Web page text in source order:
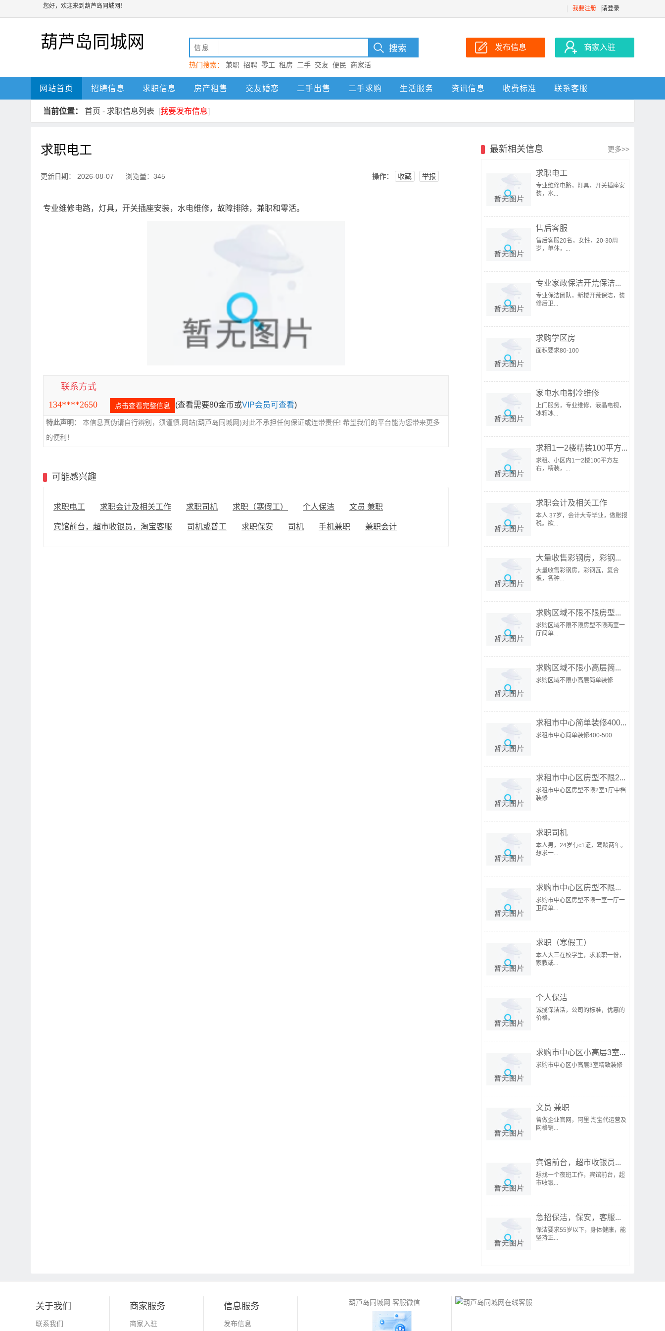
您好，欢迎来到葫芦岛同城网！ 我要注册 请登录
葫芦岛同城网 信息
热门搜索： 兼职 招聘 零工 租房 二手 交友 便民
商家活
动 葫芦岛
发布信息 商家入驻
网站首页 招聘信息 求职信息 房产租售 交友婚恋 二手出售 二手求购 生活服务 资讯信息 收费标准 联系客服
当前位置： 首页 - 求职信息列表 [我要发布信息]
求职电工
更新日期： 2026-08-07 浏览量：345 操作： 收藏 举报
专业维修电路，灯具，开关插座安装，水电维修，故障排除，兼职和零活。
联系方式
134****2650
点击查看完整信息 (查看需要80金币或VIP会员可查看)
特此声明：
本信息真伪请自行辨别，须谨慎.网站(葫芦岛同城网)对此不承担任何保证或连带责任! 希望我们的平台能为您带来更多
的便利！
可能感兴趣
求职电工 求职会计及相关工作 求职司机 求职（寒假工） 个人保洁 文员 兼职
宾馆前台，超市收银员，淘宝客服 司机或普工 求职保安 司机 手机兼职 兼职会计
最新相关信息 更多>>
求职电工
专业维修电路，灯具，开关插座安
装，水...
售后客服
售后客服20名，女性，20-30周
岁，单休，...
专业家政保洁开荒保洁...
专业保洁团队，新楼开荒保洁，装
修后卫...
求购学区房
面积要求80-100
家电水电制冷维修
上门服务，专业维修，液晶电视，
冰箱冰...
求租1一2楼精装100平方...
求租、小区内1一2楼100平方左
右，精装，...
求职会计及相关工作
本人 37岁，会计大专毕业，做账报
税。欲...
大量收售彩钢房，彩钢...
大量收售彩钢房，彩钢瓦，复合
板，各种...
求购区域不限不限房型...
求购区域不限不限房型不限两室一
厅简单...
求购区域不限小高层简...
求购区域不限小高层简单装修
求租市中心简单装修400...
求租市中心简单装修400-500
求租市中心区房型不限2...
求租市中心区房型不限2室1厅中档
装修
求职司机
本人男，24岁有c1证，驾龄两年。
想求一...
求购市中心区房型不限...
求购市中心区房型不限一室一厅一
卫简单...
求职（寒假工）
本人大三在校学生，求兼职一份，
家教或...
个人保洁
诚揽保洁活，公司的标准，优惠的
价格。
求购市中心区小高层3室...
求购市中心区小高层3室精致装修
文员 兼职
曾做企业官网，阿里 淘宝代运营及
网格销...
宾馆前台，超市收银员...
想找一个夜班工作，宾馆前台，超
市收银...
急招保洁，保安，客服...
保洁要求55岁以下，身体健康，能
坚持正...
关于我们
联系我们
商家服务
商家入驻
信息服务
发布信息
葫芦岛同城网 客服微信